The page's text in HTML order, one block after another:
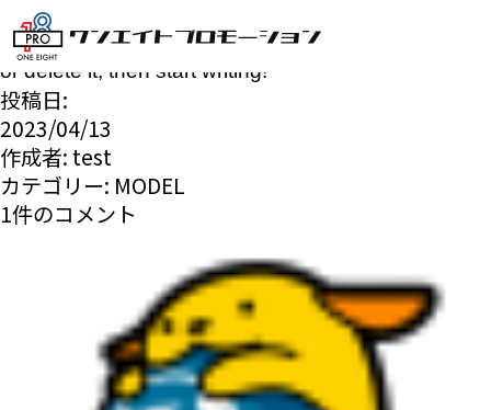
Hello world!
Welcome to WordPress. This is your first post. Edit
or delete it, then start writing!
投稿日:
2023/04/13
作成者: test
カテゴリー: MODEL
1件のコメント